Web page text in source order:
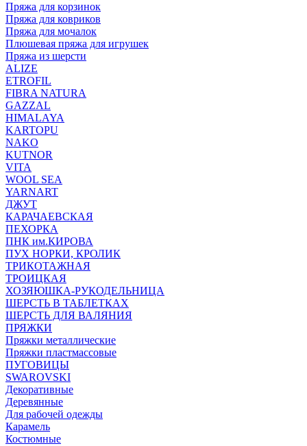
Пряжа для корзинок
Пряжа для ковриков
Пряжа для мочалок
Плюшевая пряжа для игрушек
Пряжа из шерсти
ALIZE
ETROFIL
FIBRA NATURA
GAZZAL
HIMALAYA
KARTOPU
NAKO
KUTNOR
VITA
WOOL SEA
YARNART
ДЖУТ
КАРАЧАЕВСКАЯ
ПЕХОРКА
ПНК им.КИРОВА
ПУХ НОРКИ, КРОЛИК
ТРИКОТАЖНАЯ
ТРОИЦКАЯ
ХОЗЯЮШКА-РУКОДЕЛЬНИЦА
ШЕРСТЬ В ТАБЛЕТКАХ
ШЕРСТЬ ДЛЯ ВАЛЯНИЯ
ПРЯЖКИ
Пряжки металлические
Пряжки пластмассовые
ПУГОВИЦЫ
SWAROVSKI
Декоративные
Деревянные
Для рабочей одежды
Карамель
Костюмные